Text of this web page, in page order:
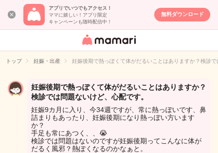
アプリでいつでもアクセス！
ママに嬉しい！アプリ限定
キャンペーンも随時配信中！
無料ダウンロード
女性専用匿名QA
イト
トップ 妊娠・出産 妊娠後期で熱っぽくて体がだるいことはありますか？検診
妊娠後期で熱っぽくて体がだるいことはありますか？
検診では問題ないけど、心配です。
妊娠9カ月に入り、今34週ですが、常に熱っぽいです、鼻
詰まりもあったり、妊娠後期になり熱っぽい方います
か？
手足も常にあつく、、😭
検診では問題はないのですが妊娠後期ってこんなに体が
だるく風邪？熱ぽくなるのかなぁと。